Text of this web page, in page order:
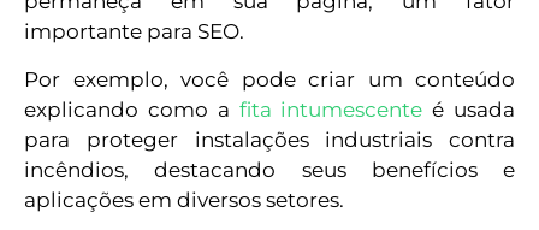
importante para SEO.
Por exemplo, você pode criar um conteúdo
explicando como a fita intumescente é usada
para proteger instalações industriais contra
incêndios, destacando seus benefícios e
aplicações em diversos setores.